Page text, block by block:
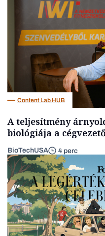
Content Lab HUB
A teljesítmény
biológiája a
BioTechUSA 4 perc